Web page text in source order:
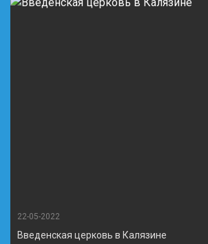
22-05-2022
Введенская церковь в Калязине